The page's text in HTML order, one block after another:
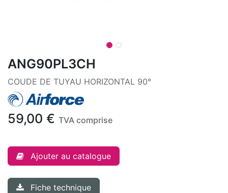
ANG90PL3CH
COUDE DE TUYAU HORIZONTAL 90°
59,00 € TVA comprise
Ajouter au catalogue
Fiche technique